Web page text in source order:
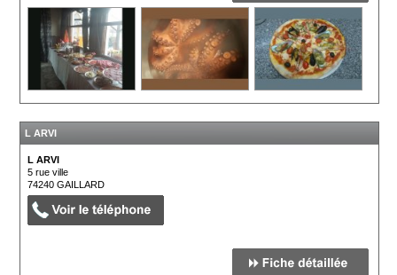
L ARVI
L ARVI
5 rue ville
74240GAILLARD